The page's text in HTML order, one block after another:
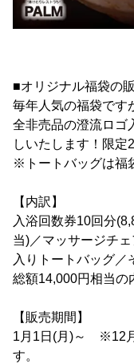
■オリジナル福袋の
毎年人気の福袋です
全非売品の澄流ロゴ
しいたします！限定
※トートバッグは福
【内訳】
入浴回数券10回分
当)／マッサージチ
入りトートバッグ／
総額14,000円相当の
【販売期間】
1月1日(月)～ ※12月
す。